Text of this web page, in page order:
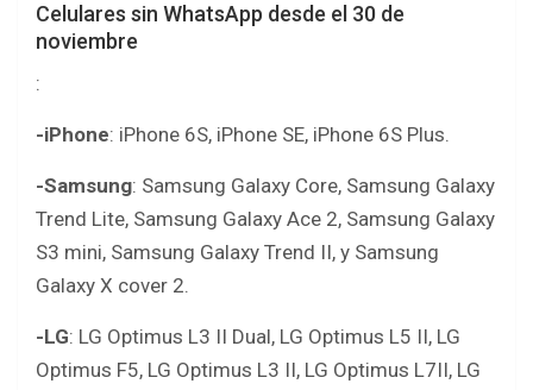
Celulares sin WhatsApp desde el 30 de
noviembre
:
-iPhone: iPhone 6S, iPhone SE, iPhone 6S Plus.
-Samsung: Samsung Galaxy Core, Samsung Galaxy
Trend Lite, Samsung Galaxy Ace 2, Samsung Galaxy
S3 mini, Samsung Galaxy Trend II, y Samsung
Galaxy X cover 2.
-LG: LG Optimus L3 II Dual, LG Optimus L5 II, LG
Optimus F5, LG Optimus L3 II, LG Optimus L7II, LG